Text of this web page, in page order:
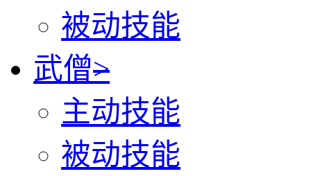
被动技能
武僧>
主动技能
被动技能